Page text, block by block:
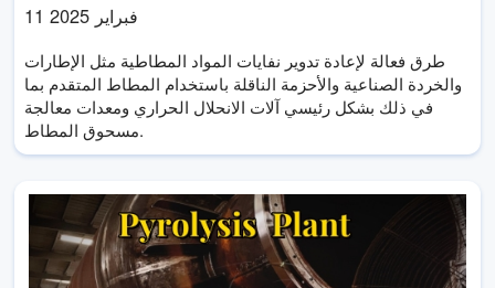
طرق فعالة لإعادة تدوير نفايات المواد المطاطية مثل الإطارات
والخردة الصناعية والأحزمة الناقلة باستخدام المطاط المتقدم بما
في ذلك بشكل رئيسي آلات الانحلال الحراري ومعدات معالجة
مسحوق المطاط.